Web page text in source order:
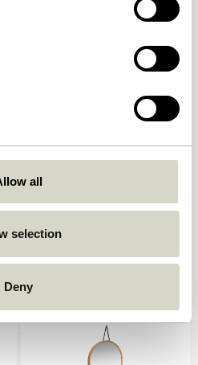
all
selection
Deny
469,00kr.
Ajouter au panier